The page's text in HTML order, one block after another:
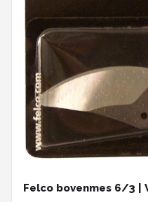
Felco bovenmes 6/3 |